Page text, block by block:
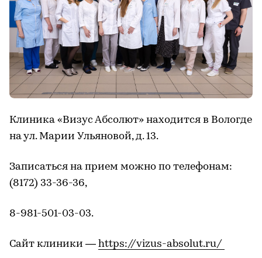
Клиника «Визус Абсолют» находится в Вологде
на ул. Марии Ульяновой, д. 13.
Записаться на прием можно по телефонам:
(8172) 33-36-36,
8-981-501-03-03.
Сайт клиники — https://vizus-absolut.ru/